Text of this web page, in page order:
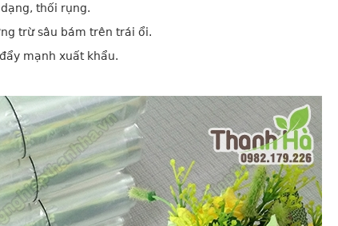
thối rụng.
trừ sâu bám trên trái ổi.
mạnh xuất khẩu.